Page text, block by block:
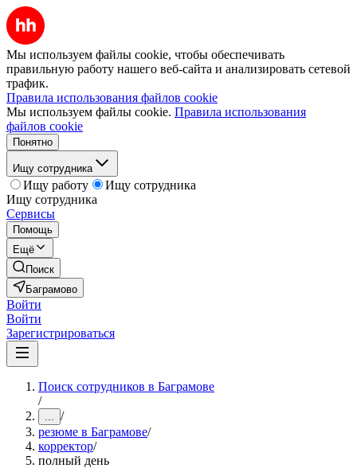
Мы используем файлы cookie, чтобы обеспечивать
правильную работу нашего веб-сайта и анализировать сетевой
трафик.
Правила использования файлов cookie
Мы используем файлы cookie. Правила использования
файлов cookie
Понятно
Ищу сотрудника
Ищу работу
Ищу сотрудника
Ищу сотрудника
Сервисы
Помощь
Ещё
Поиск
Баграмово
Войти
Войти
Зарегистрироваться
Поиск сотрудников в Баграмове
/
... /
резюме в Баграмове/
корректор/
полный день